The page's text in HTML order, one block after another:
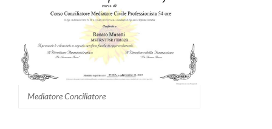
Mediatore Conciliatore